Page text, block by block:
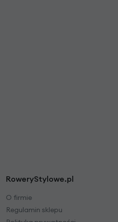
RoweryStylowe.pl
O firmie
Regulamin sklepu